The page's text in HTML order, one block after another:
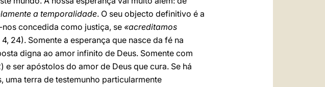
a temporalidade. O seu objecto definitivo é a
concedida como justiça, se «acreditamos
4, 24). Somente a esperança que nasce da fé na
digna ao amor infinito de Deus. Somente com
e ser apóstolos do amor de Deus que cura. Se há
uma terra de testemunho particularmente